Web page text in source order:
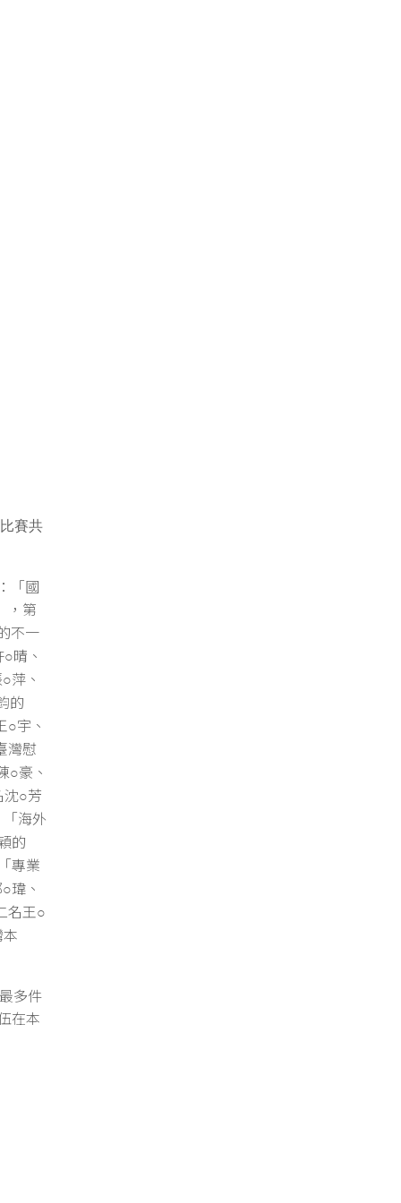
賽共
「國
，第
不一
○晴、
○萍、
的
○宇、
灣慰
○豪、
沈○芳
海外
的
專業
○瑋、
名王○
多件
在本